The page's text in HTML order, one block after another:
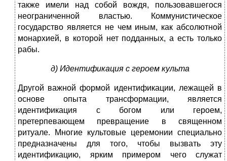
также имели над собой вождя, пользовавшегося
неограниченной властью. Коммунистическое
государство является не чем иным, как абсолютной
монархией, в которой нет подданных, а есть только
рабы.
д) Идентификация с героем культа
Другой важной формой идентификации, лежащей в
основе опыта трансформации, является
идентификация с богом или героем,
претерпевающем превращение в священном
ритуале. Многие культовые церемонии специально
предназначены для того, чтобы вызвать эту
идентификацию, ярким примером чего служат